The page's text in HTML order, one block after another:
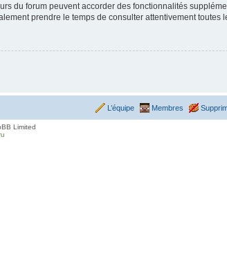
du forum peuvent accorder des fonctionnalités
prendre le temps de consulter attentivement toutes
Membres
L’équipe
Limited